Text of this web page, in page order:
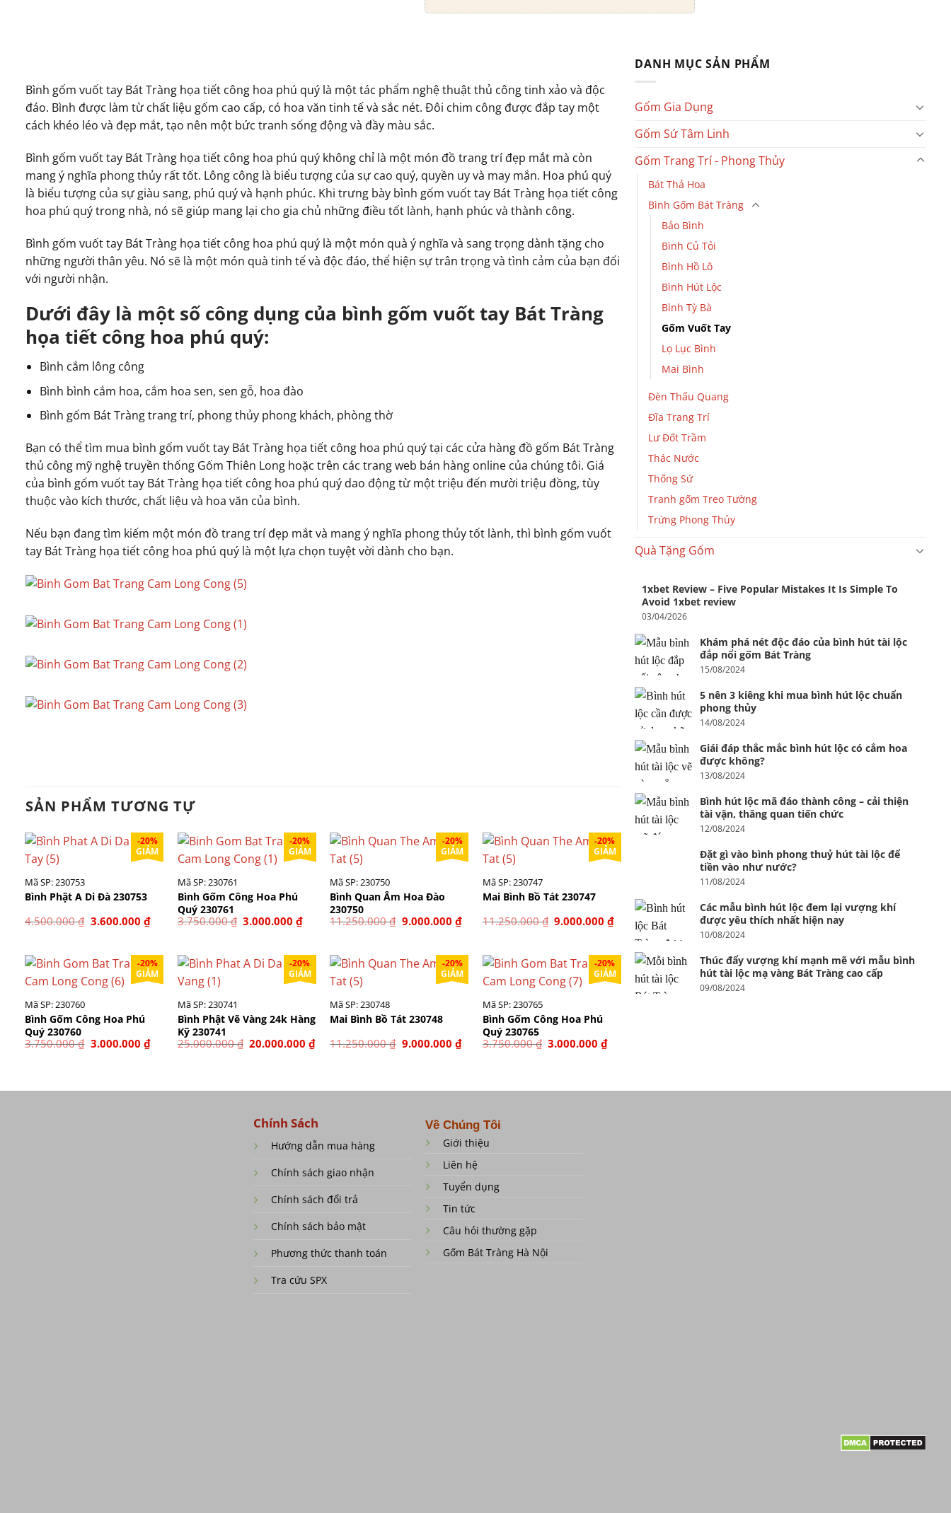
Bình gốm vuốt tay Bát Tràng họa tiết công hoa phú quý là một tác phẩm nghệ thuật thủ công tinh xảo và độc
đáo. Bình được làm từ chất liệu gốm cao cấp, có hoa văn tinh tế và sắc nét. Đôi chim công được đắp tay một
cách khéo léo và đẹp mắt, tạo nên một bức tranh sống động và đầy màu sắc.
Bình gốm vuốt tay Bát Tràng họa tiết công hoa phú quý không chỉ là một món đồ trang trí đẹp mắt mà còn
mang ý nghĩa phong thủy rất tốt. Lông công là biểu tượng của sự cao quý, quyền uy và may mắn. Hoa phú quý
là biểu tượng của sự giàu sang, phú quý và hạnh phúc. Khi trưng bày bình gốm vuốt tay Bát Tràng họa tiết công
hoa phú quý trong nhà, nó sẽ giúp mang lại cho gia chủ những điều tốt lành, hạnh phúc và thành công.
Bình gốm vuốt tay Bát Tràng họa tiết công hoa phú quý là một món quà ý nghĩa và sang trọng dành tặng cho
những người thân yêu. Nó sẽ là một món quà tinh tế và độc đáo, thể hiện sự trân trọng và tình cảm của bạn đối
với người nhận.
Dưới đây là một số công dụng của bình gốm vuốt tay Bát Tràng
họa tiết công hoa phú quý:
Bình cắm lông công
Bình bình cắm hoa, cắm hoa sen, sen gỗ, hoa đào
Bình gốm Bát Tràng trang trí, phong thủy phong khách, phòng thờ
Bạn có thể tìm mua bình gốm vuốt tay Bát Tràng họa tiết công hoa phú quý tại các cửa hàng đồ gốm Bát Tràng
thủ công mỹ nghệ truyền thống Gốm Thiên Long hoặc trên các trang web bán hàng online của chúng tôi. Giá
của bình gốm vuốt tay Bát Tràng họa tiết công hoa phú quý dao động từ một triệu đến mười triệu đồng, tùy
thuộc vào kích thước, chất liệu và hoa văn của bình.
Nếu bạn đang tìm kiếm một món đồ trang trí đẹp mắt và mang ý nghĩa phong thủy tốt lành, thì bình gốm vuốt
tay Bát Tràng họa tiết công hoa phú quý là một lựa chọn tuyệt vời dành cho bạn.
SẢN PHẨM TƯƠNG TỰ
-20%
GIẢM
Mã SP: 230753
Bình Phật A Di Đà 230753
4.500.000₫ Giá
3.600.000 ₫Giá
3.600.000 ₫.
-20%
GIẢM
Mã SP: 230761
Bình Gốm Công Hoa Phú
Quý 230761
3.750.000₫ Giá
3.000.000₫Giá
3.000.000 ₫.
-20%
GIẢM
Mã SP: 230750
Bình Quan Âm Hoa Đào
230750
11.250.000₫ Giá
9.000.000 ₫Giá
9.000.000 ₫.
-20%
GIẢM
Mã SP: 230747
Mai Bình Bồ Tát 230747
11.250.000₫ Giá
9.000.000₫Giá
hiện
9.000.000 ₫.
-20%
GIẢM
Mã SP: 230760
Bình Gốm Công Hoa Phú
Quý 230760
3.750.000₫ Giá
gốc
3.000.000 ₫Giá
hiện
-20%
GIẢM
Mã SP: 230741
Bình Phật Vẽ Vàng 24k Hàng
Kỹ 230741
25.000.000₫ Giá
gốc
20.000.000₫Giá
hiện
-20%
GIẢM
Mã SP: 230748
Mai Bình Bồ Tát 230748
11.250.000₫ Giá
gốc
9.000.000 ₫Giá
hiện
-20%
GIẢM
Mã SP: 230765
Bình Gốm Công Hoa Phú
Quý 230765
3.750.000₫ Giá
gốc
3.000.000₫Giá
DANH MỤC SẢN PHẨM
Gốm Gia Dụng
Gốm Sứ Tâm Linh
Gốm Trang Trí - Phong Thủy
Bát Thả Hoa
Bình Gốm Bát Tràng
Bảo Bình
Bình Củ Tỏi
Bình Hồ Lô
Bình Hút Lộc
Bình Tỳ Bà
Gốm Vuốt Tay
Lọ Lục Bình
Mai Bình
Đèn Thấu Quang
Đĩa Trang Trí
Lư Đốt Trầm
Thác Nước
Thống Sứ
Tranh gốm Treo Tường
Trứng Phong Thủy
Quà Tặng Gốm
1xbet Review – Five Popular Mistakes It Is Simple To
Avoid 1xbet review
03/04/2026
Khám phá nét độc đáo của bình hút tài lộc
đắp nổi gốm Bát Tràng
15/08/2024
5 nên 3 kiêng khi mua bình hút lộc chuẩn
phong thủy
14/08/2024
Giái đáp thắc mắc bình hút lộc có cắm hoa
được không?
13/08/2024
Bình hút lộc mã đáo thành công – cải thiện
tài vận, thăng quan tiến chức
12/08/2024
Đặt gì vào bình phong thuỷ hút tài lộc để
tiền vào như nước?
11/08/2024
Các mẫu bình hút lộc đem lại vượng khí
được yêu thích nhất hiện nay
10/08/2024
Thúc đẩy vượng khí mạnh mẽ với mẫu bình
hút tài lộc mạ vàng Bát Tràng cao cấp
09/08/2024
Chính Sách
Hướng dẫn mua hàng
Chính sách giao nhận
Chính sách đổi trả
Chính sách bảo mật
Phương thức thanh toán
Tra cứu SPX
Về Chúng Tôi
Giới thiệu
Liên hệ
Tuyển dụng
Tin tức
Câu hỏi thường gặp
Gốm Bát Tràng Hà Nội